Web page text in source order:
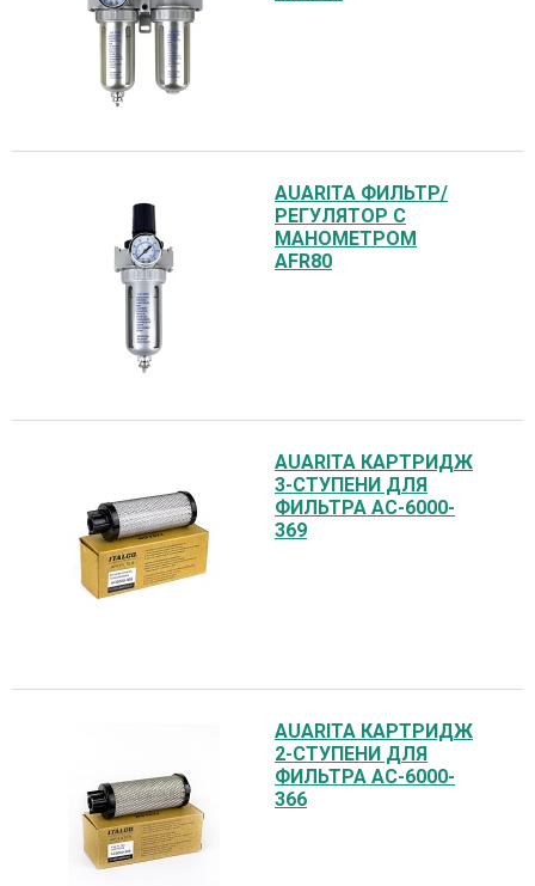
AUARITA ФИЛЬТР/
РЕГУЛЯТОР С
МАНОМЕТРОМ
AFR80
AUARITA КАРТРИДЖ
3-СТУПЕНИ ДЛЯ
ФИЛЬТРА AC-6000-
369
AUARITA КАРТРИДЖ
2-СТУПЕНИ ДЛЯ
ФИЛЬТРА AC-6000-
366